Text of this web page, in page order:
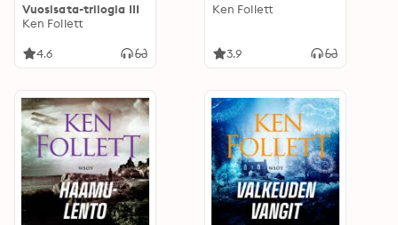
Vuosisata-trilogia III
Ken Follett
4.6
Ken Follett
3.9